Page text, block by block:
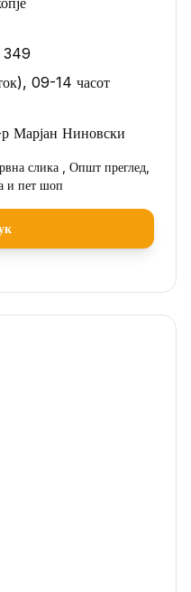
09-14 часот
Марјан Ниновски
слика , Општ преглед,
и пет шоп